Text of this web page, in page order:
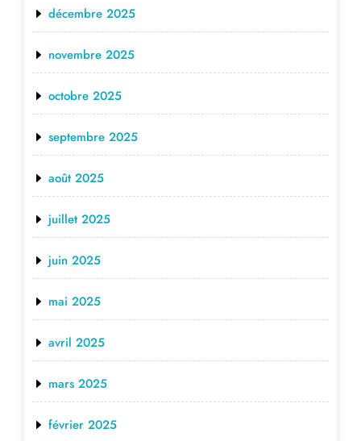
décembre 2025
novembre 2025
octobre 2025
septembre 2025
août 2025
juillet 2025
juin 2025
mai 2025
avril 2025
mars 2025
février 2025